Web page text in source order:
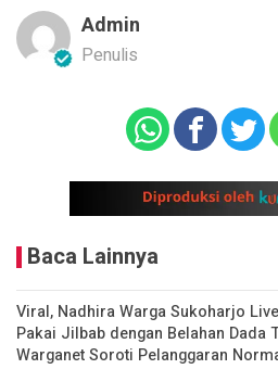
Admin
Penulis
Baca Lainnya
Viral, Nadhira Warga Sukoharjo
Pakai Jilbab dengan Belahan Dada
Warganet Soroti Pelanggaran